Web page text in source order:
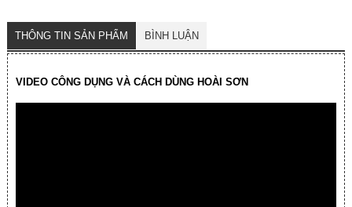
THÔNG TIN SẢN PHẨM BÌNH LUẬN
VIDEO CÔNG DỤNG VÀ CÁCH DÙNG HOÀI SƠN